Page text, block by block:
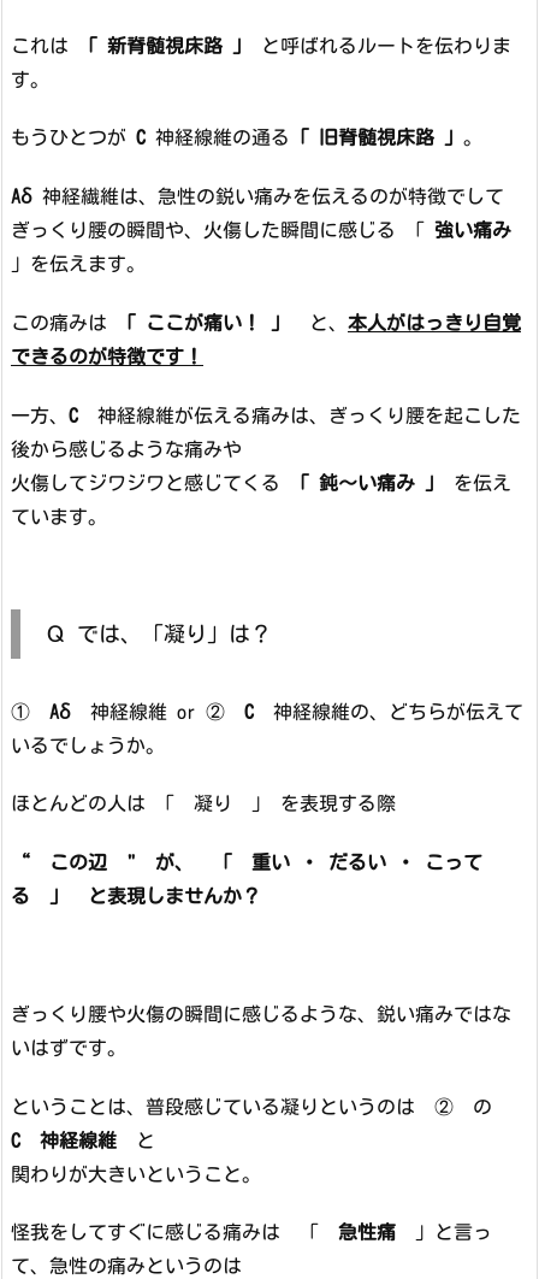
これは 「 新脊髄視床路 」
と呼ばれるルートを伝わりま
す。
もうひとつが C 神経線維の通る 「 旧脊髄視床路 」 。
Aδ 神経繊維は、急性の鋭い痛みを伝えるのが特徴でして
ぎっくり腰の瞬間や、火傷した瞬間に感じる 「 強い痛み
」を伝えます。
この痛みは 「 ここが痛い！ 」 と、 本人がはっきり自覚
できるのが特徴です！
一方、 C 神経線維が伝える痛みは、ぎっくり腰を起こした
後から感じるような痛みや
火傷してジワジワと感じてくる
「 鈍～い痛み 」
を伝え
ています。
Ｑ では、「凝り」は？
① Aδ 神経線維 or ② C 神経線維の、どちらが伝えて
いるでしょうか。
ほとんどの人は 「 凝り 」 を表現する際
“ この辺 " が、 「 重い ・ だるい ・ こって
る 」 と表現しませんか？
ぎっくり腰や火傷の瞬間に感じるような、鋭い痛みではな
いはずです。
ということは、普段感じている凝りというのは ② の
C 神経線維 と
関わりが大きいということ。
怪我をしてすぐに感じる痛みは 「 急性痛 」と言っ
て、急性の痛みというのは